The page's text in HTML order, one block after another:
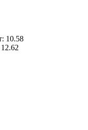
10.58